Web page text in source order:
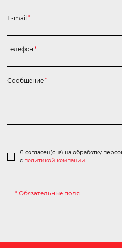
E-mail *
Я согласен(сна) на обработку
с политикой компании.
Телефон *
Сообщение*
* Обязательные поля